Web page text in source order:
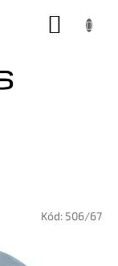
Kód: 506/67